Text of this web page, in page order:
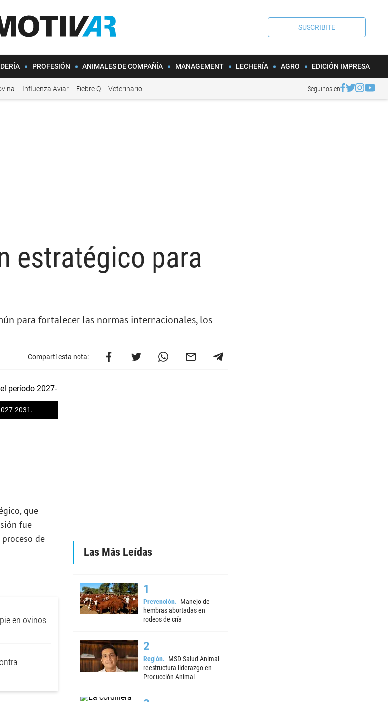
SUSCRIBITE
PROFESIÓN ANIMALES DE COMPAÑÍA MANAGEMENT LECHERÍA AGRO EDICIÓN IMPRESA
Influenza Aviar Fiebre Q Veterinario Seguinos en
estratégico para
para fortalecer las normas internacionales, los
Compartí esta nota:
2031.
que
fue
de
en ovinos
Las Más Leídas
Prevención
Manejo de
hembras abortadas en
rodeos de cría
Región
MSD Salud Animal
reestructura liderazgo en
Producción Animal